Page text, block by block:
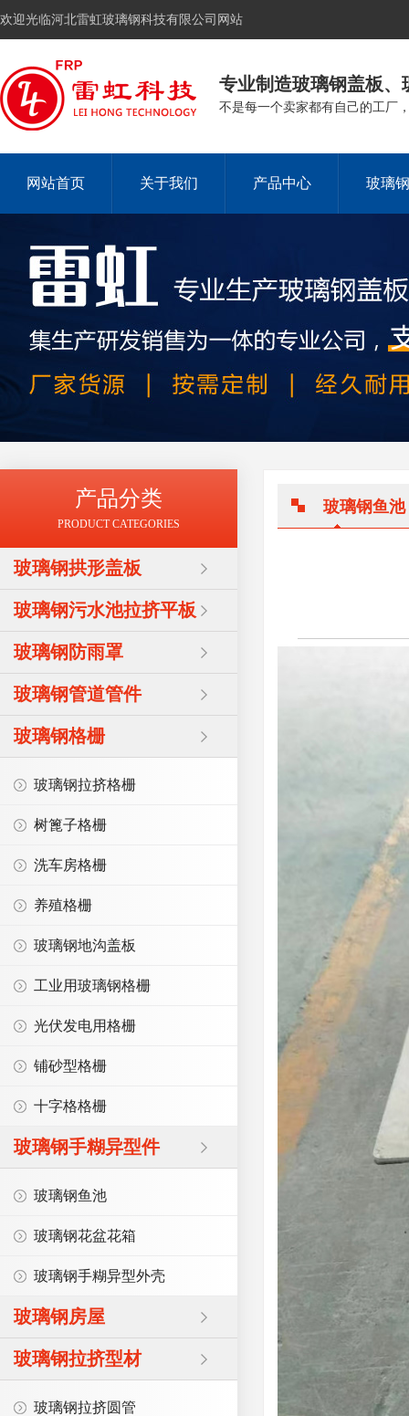
欢迎光临河北雷虹玻璃钢科技有限公司网站
专业制造玻璃钢盖板
不是每一个卖家都有自己的工厂
网站首页 关于我们 产品中心 玻璃
产品分类
PRODUCT CATEGORIES
玻璃钢拱形盖板
玻璃钢污水池拉挤平板
玻璃钢防雨罩
玻璃钢管道管件
玻璃钢格栅
玻璃钢拉挤格栅
树篦子格栅
洗车房格栅
养殖格栅
玻璃钢地沟盖板
工业用玻璃钢格栅
光伏发电用格栅
铺砂型格栅
十字格格栅
玻璃钢手糊异型件
玻璃钢鱼池
玻璃钢花盆花箱
玻璃钢手糊异型外壳
玻璃钢房屋
玻璃钢拉挤型材
玻璃钢拉挤圆管
玻璃钢鱼池